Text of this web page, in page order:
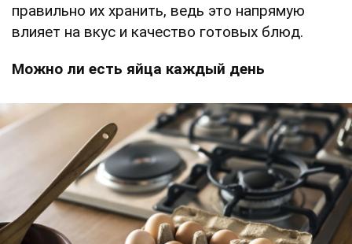
правильно их хранить, ведь это напрямую
влияет на вкус и качество готовых блюд.
Можно ли есть яйца каждый день